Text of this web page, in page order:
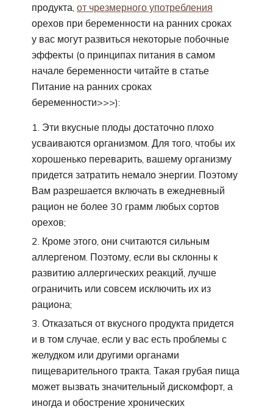
продукта, от чрезмерного употребления
орехов при беременности на ранних сроках
у вас могут развиться некоторые побочные
эффекты (о принципах питания в самом
начале беременности читайте в статье
Питание на ранних сроках
беременности>>>):
Эти вкусные плоды достаточно плохо
усваиваются организмом. Для того, чтобы их
хорошенько переварить, вашему организму
придется затратить немало энергии. Поэтому
Вам разрешается включать в ежедневный
рацион не более 30 грамм любых сортов
орехов;
Кроме этого, они считаются сильным
аллергеном. Поэтому, если вы склонны к
развитию аллергических реакций, лучше
ограничить или совсем исключить их из
рациона;
Отказаться от вкусного продукта придется
и в том случае, если у вас есть проблемы с
желудком или другими органами
пищеварительного тракта. Такая грубая пища
может вызвать значительный дискомфорт, а
иногда и обострение хронических